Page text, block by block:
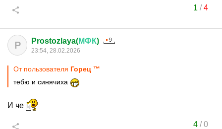
1 /4
P Prostozlaya(МФК)
23:54, 28.02.2026
От пользователя Горец ™
тебю и синячиха
И че
4/0